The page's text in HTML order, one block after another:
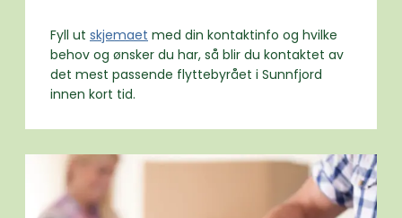
Fyll ut skjemaet med din kontaktinfo og hvilke
behov og ønsker du har, så blir du kontaktet av
det mest passende flyttebyrået i Sunnfjord
innen kort tid.